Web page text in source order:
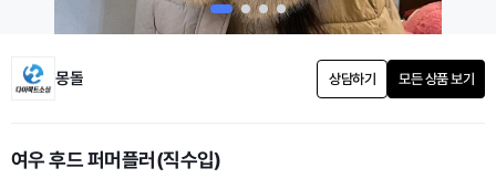
몽돌 상담하기 모든 상품 보기
여우 후드 퍼머플러(직수입)